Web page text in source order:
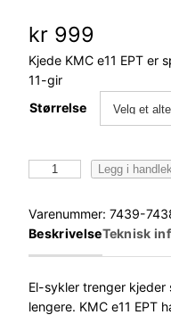
kr 999
Kjede KMC e11 EPT er
11-gir
Størrelse
c
e
E
P
Legg i
Varenummer: 7439-
BeskrivelseTeknisk
El-sykler trenger kjeder
lengere. KMC e11 EPT